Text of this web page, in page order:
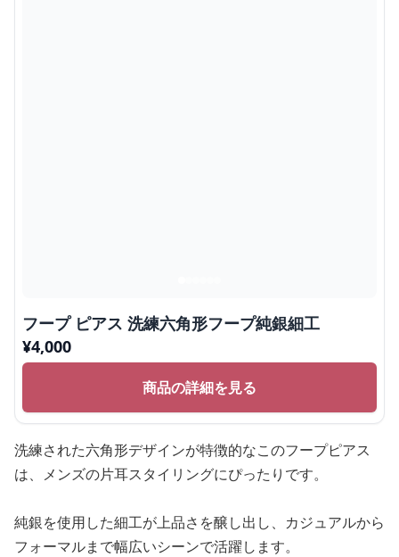
フープ ピアス 洗練六角形フープ純銀細工
¥4,000
商品の詳細を見る
洗練された六角形デザインが特徴的なこのフープピアス
は、メンズの片耳スタイリングにぴったりです。
純銀を使用した細工が上品さを醸し出し、カジュアルから
フォーマルまで幅広いシーンで活躍します。